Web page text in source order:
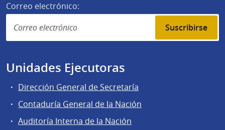
Correo electrónico:
Suscribirse
Unidades Ejecutoras
Dirección General de Secretaría
Contaduría General de la Nación
Auditoría Interna de la Nación